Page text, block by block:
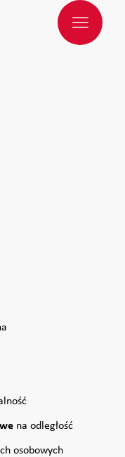
na odległość
osobowych